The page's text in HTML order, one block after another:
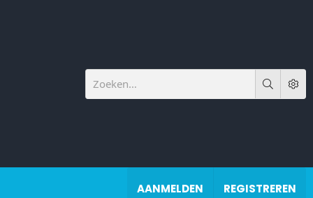
AANMELDEN REGISTREREN